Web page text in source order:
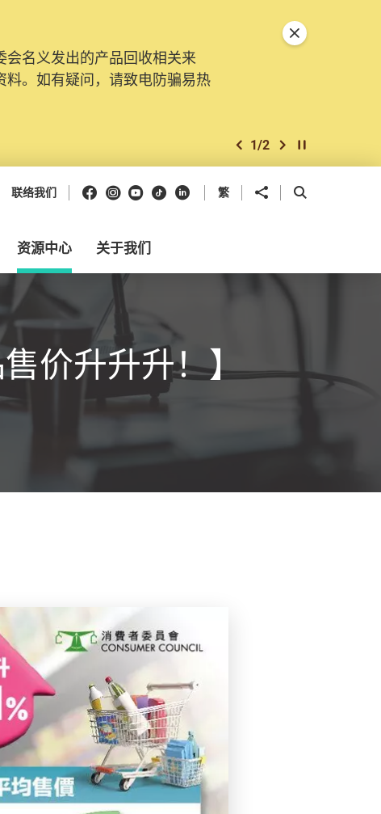
名义发出的产品回收相关来
。如有疑问，请致电防骗易热
上一个
1/2 下一个开始/暂停幻灯
关闭特別通告
联络我们 Facebook
Instagram
Youtube
抖音领英 繁 分享到 开启搜寻框
资源中心 关于我们
价升升升！】